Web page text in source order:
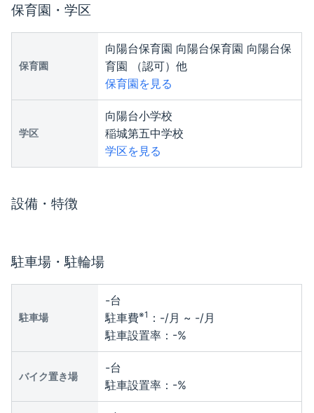
保育園・学区
保育園
向陽台保育園 向陽台保育園 向陽台保
育園 （認可）他
保育園を見る
学区
向陽台小学校
稲城第五中学校
学区を見る
設備・特徴
駐車場・駐輪場
駐車場
-台
駐車費※1 ： -/月 ~ -/月
駐車設置率： -%
バイク置き場
-台
駐車設置率： -%